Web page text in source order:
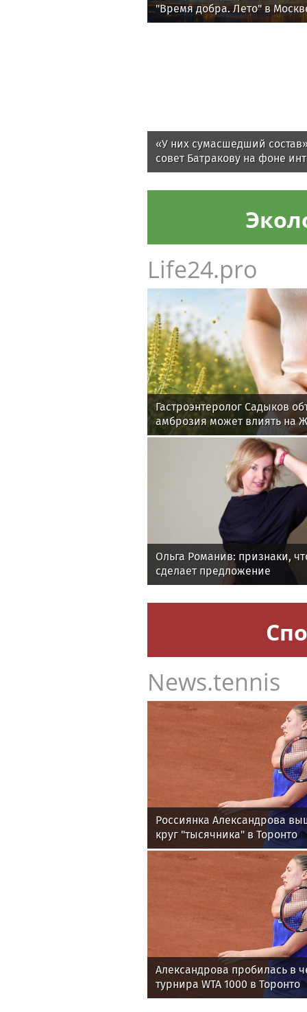
"Время добра. Лето" в
«У них сумасшедший
совет Батракову на фоне
«Галатасарая»
Life24.pro
Гастроэнтеролог Садыков
амброзия может влиять на
Ольга Романив: признаки,
сделает предложение
News.tennis
Россиянка Александрова
круг "тысячника" в Торонто
Александрова пробилась в
турнира WTA 1000 в Торонто